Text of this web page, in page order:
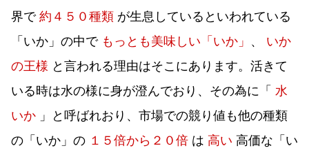
界で 約４５０種類 が生息しているといわれている
「いか」の中で もっとも美味しい「いか」 、 いか
の王様 と言われる理由はそこにあります。活きて
いる時は水の様に身が澄んでおり、その為に「 水
いか 」と呼ばれおり、市場での競り値も他の種類
の「いか」の １５倍から２０倍 は 高い 高価な「い